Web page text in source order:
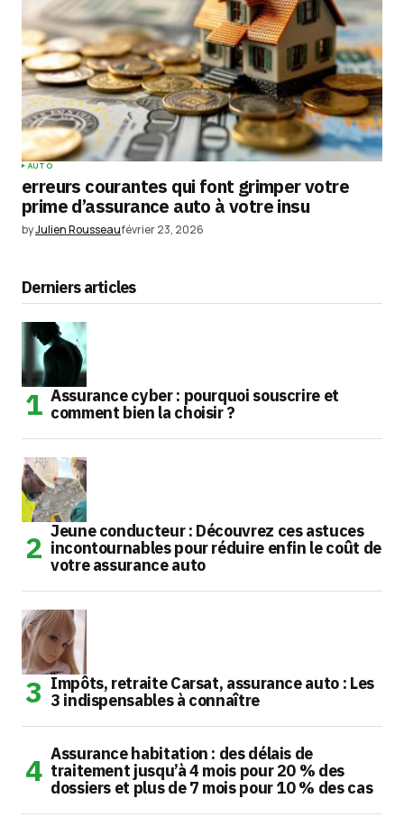
AUTO
erreurs courantes qui font grimper votre
prime d’assurance auto à votre insu
byJulien Rousseaufévrier 23, 2026
Derniers articles
Assurance cyber : pourquoi souscrire et
comment bien la choisir ?
Jeune conducteur : Découvrez ces astuces
incontournables pour réduire enfin le coût de
votre assurance auto
Impôts, retraite Carsat, assurance auto : Les
3 indispensables à connaître
Assurance habitation : des délais de
traitement jusqu’à 4 mois pour 20 % des
dossiers et plus de 7 mois pour 10 % des cas